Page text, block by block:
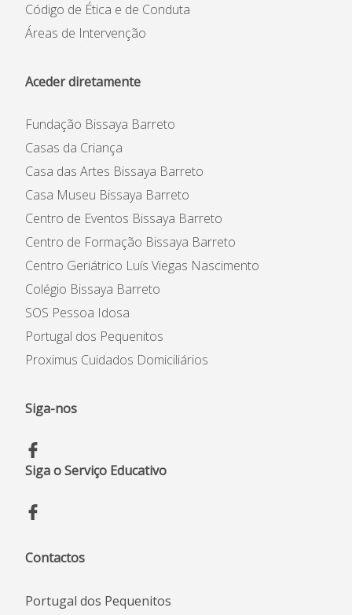
Código de Ética e de Conduta
Áreas de Intervenção
Aceder diretamente
Fundação Bissaya Barreto
Casas da Criança
Casa das Artes Bissaya Barreto
Casa Museu Bissaya Barreto
Centro de Eventos Bissaya Barreto
Centro de Formação Bissaya Barreto
Centro Geriátrico Luís Viegas Nascimento
Colégio Bissaya Barreto
SOS Pessoa Idosa
Portugal dos Pequenitos
Proximus Cuidados Domiciliários
Siga-nos
Siga o Serviço Educativo
Contactos
Portugal dos Pequenitos